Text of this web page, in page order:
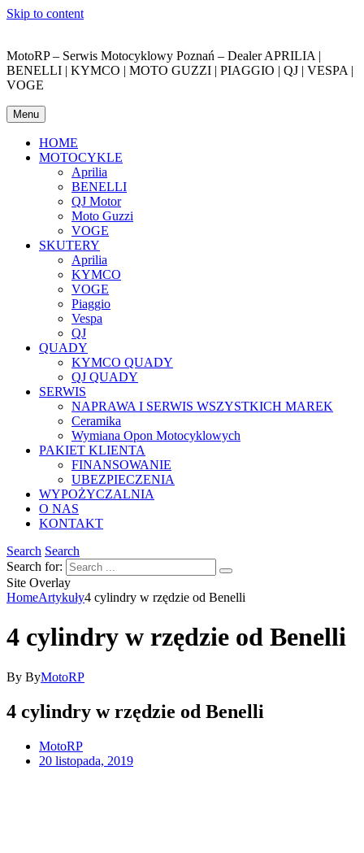
Skip to content
MotoRP – Serwis Motocyklowy Poznań – Dealer APRILIA |
BENELLI | KYMCO | MOTO GUZZI | PIAGGIO | QJ | VESPA |
VOGE
Menu
HOME
MOTOCYKLE
Aprilia
BENELLI
QJ Motor
Moto Guzzi
VOGE
SKUTERY
Aprilia
KYMCO
VOGE
Piaggio
Vespa
QJ
QUADY
KYMCO QUADY
QJ QUADY
SERWIS
NAPRAWA I SERWIS WSZYSTKICH MAREK
Ceramika
Wymiana Opon Motocyklowych
PAKIET KLIENTA
FINANSOWANIE
UBEZPIECZENIA
WYPOŻYCZALNIA
O NAS
KONTAKT
Search Search
Search for:
Site Overlay
HomeArtykuły4 cylindry w rzędzie od Benelli
4 cylindry w rzędzie od Benelli
By ByMotoRP
4 cylindry w rzędzie od Benelli
MotoRP
20 listopada, 2019